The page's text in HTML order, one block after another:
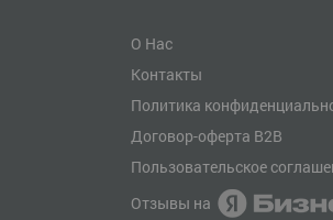
О Нас
Контакты
Политика
Договор-оферта B2B
Пользовательское
Отзывы на